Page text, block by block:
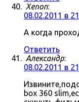
Xenon:
08.02.2011 в
А когда
Ответить
Александр:
08.02.2011 в
box 360